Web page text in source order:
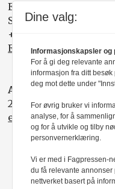
Elisabeth R. Wåde
Salgsfabrikken
+47 919 03 208
ABONNEMENT:
22 05 35 00
epost@nito.no
Dine valg:
Informasjonskapsler og
For å gi deg relevante
informasjon fra ditt
deg mot dette under
For øvrig bruker vi
analyse, for å
og for å utvikle og tilby
personvernerklæring.
Vi er med i Fagpressen-
du få relevante
nettverket basert på